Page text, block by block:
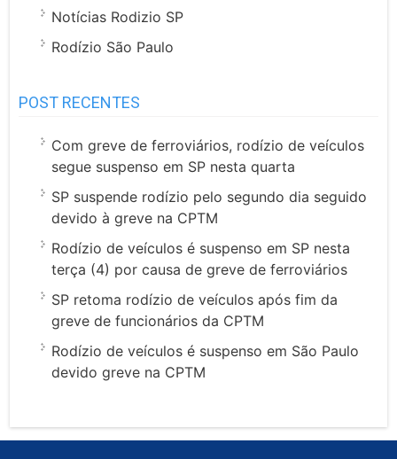
Notícias Rodizio SP
Rodízio São Paulo
POST RECENTES
Com greve de ferroviários, rodízio de veículos
segue suspenso em SP nesta quarta
SP suspende rodízio pelo segundo dia seguido
devido à greve na CPTM
Rodízio de veículos é suspenso em SP nesta
terça (4) por causa de greve de ferroviários
SP retoma rodízio de veículos após fim da
greve de funcionários da CPTM
Rodízio de veículos é suspenso em São Paulo
devido greve na CPTM